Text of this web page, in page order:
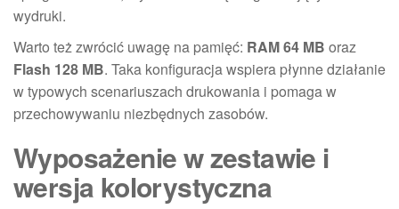
wydruki.
Warto też zwrócić uwagę na pamięć: RAM 64 MB oraz
Flash 128 MB. Taka konfiguracja wspiera płynne działanie
w typowych scenariuszach drukowania i pomaga w
przechowywaniu niezbędnych zasobów.
Wyposażenie w zestawie i
wersja kolorystyczna